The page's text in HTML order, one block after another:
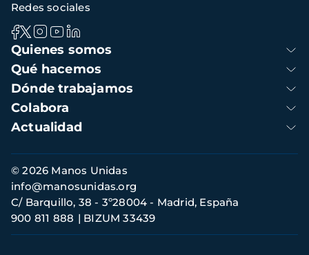
Navegación
principal
Quienes somos
Qué hacemos
Dónde trabajamos
Colabora
Actualidad
Redes sociales
Información
de
contacto
© 2026 Manos Unidas
C/ Barquillo, 38 - 3º28004 - Madrid, España
900 811 888
BIZUM 33439
info@manosunidas.org